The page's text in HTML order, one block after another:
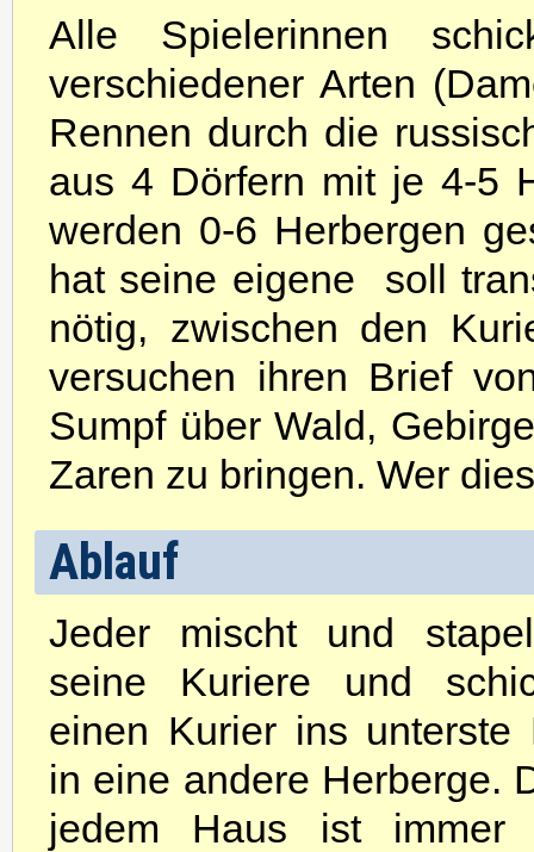
Alle Spielerinnen
verschiedener Arten
Rennen durch die
aus 4 Dörfern mit je 4-5
werden 0-6 Herbergen
hat seine eigene  soll
nötig, zwischen den
versuchen ihren Brief
Sumpf über Wald,
Zaren zu bringen. Wer
Ablauf
Jeder mischt und
seine Kuriere und
einen Kurier ins unterste
in eine andere Herberge.
jedem Haus ist immer